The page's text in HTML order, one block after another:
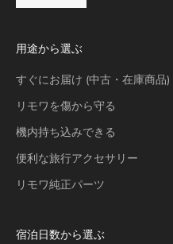
用途から選ぶ
すぐにお届け (中古・在庫商品)
リモワを傷から守る
機内持ち込みできる
便利な旅行アクセサリー
リモワ純正パーツ
宿泊日数から選ぶ